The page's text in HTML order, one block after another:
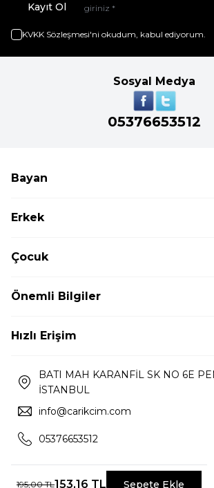
195,00TL153,16 TL Sepete Ekle
Kayıt Ol
KVKK Sözleşmesi'ni okudum, kabul ediyorum.
Sosyal Medya
05376653512
Bayan
Erkek
Çocuk
Önemli Bilgiler
Hızlı Erişim
BATI MAH KARANFİL SK NO 6E
İSTANBUL
info@carikcim.com
05376653512